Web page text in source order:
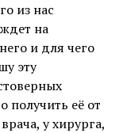
из нас
на
и для чего
эту
получить её от
у хирурга,